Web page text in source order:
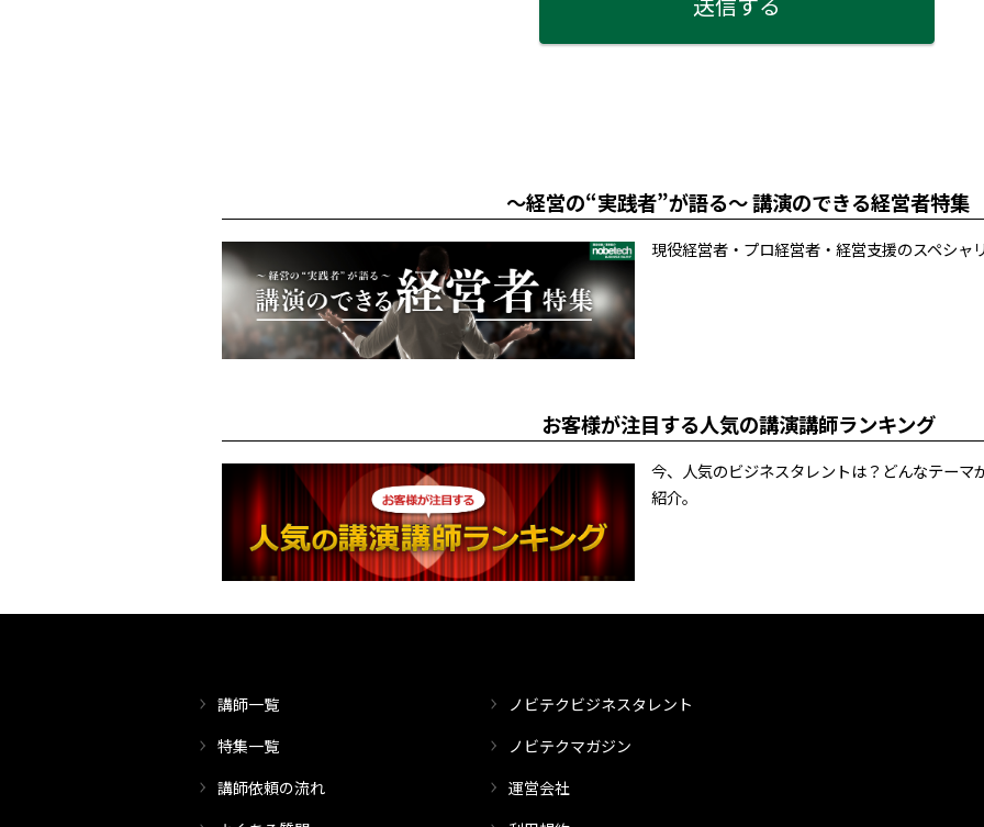
～経営の“実践者”が語る～ 講演のできる経営者特集
現役経営者・プロ経営者・経営支援のスペシャ
お客様が注目する人気の講演講師ランキング
今、人気のビジネスタレントは？どんなテー
紹介。
講師一覧
特集一覧
講師依頼の流れ
ノビテクビジネスタレント
ノビテクマガジン
運営会社